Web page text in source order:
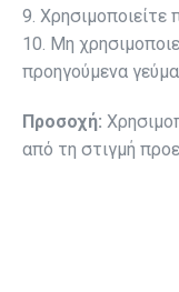
9.
10. Μη
προηγούμενα
Προσοχή:
από τη στιγμή